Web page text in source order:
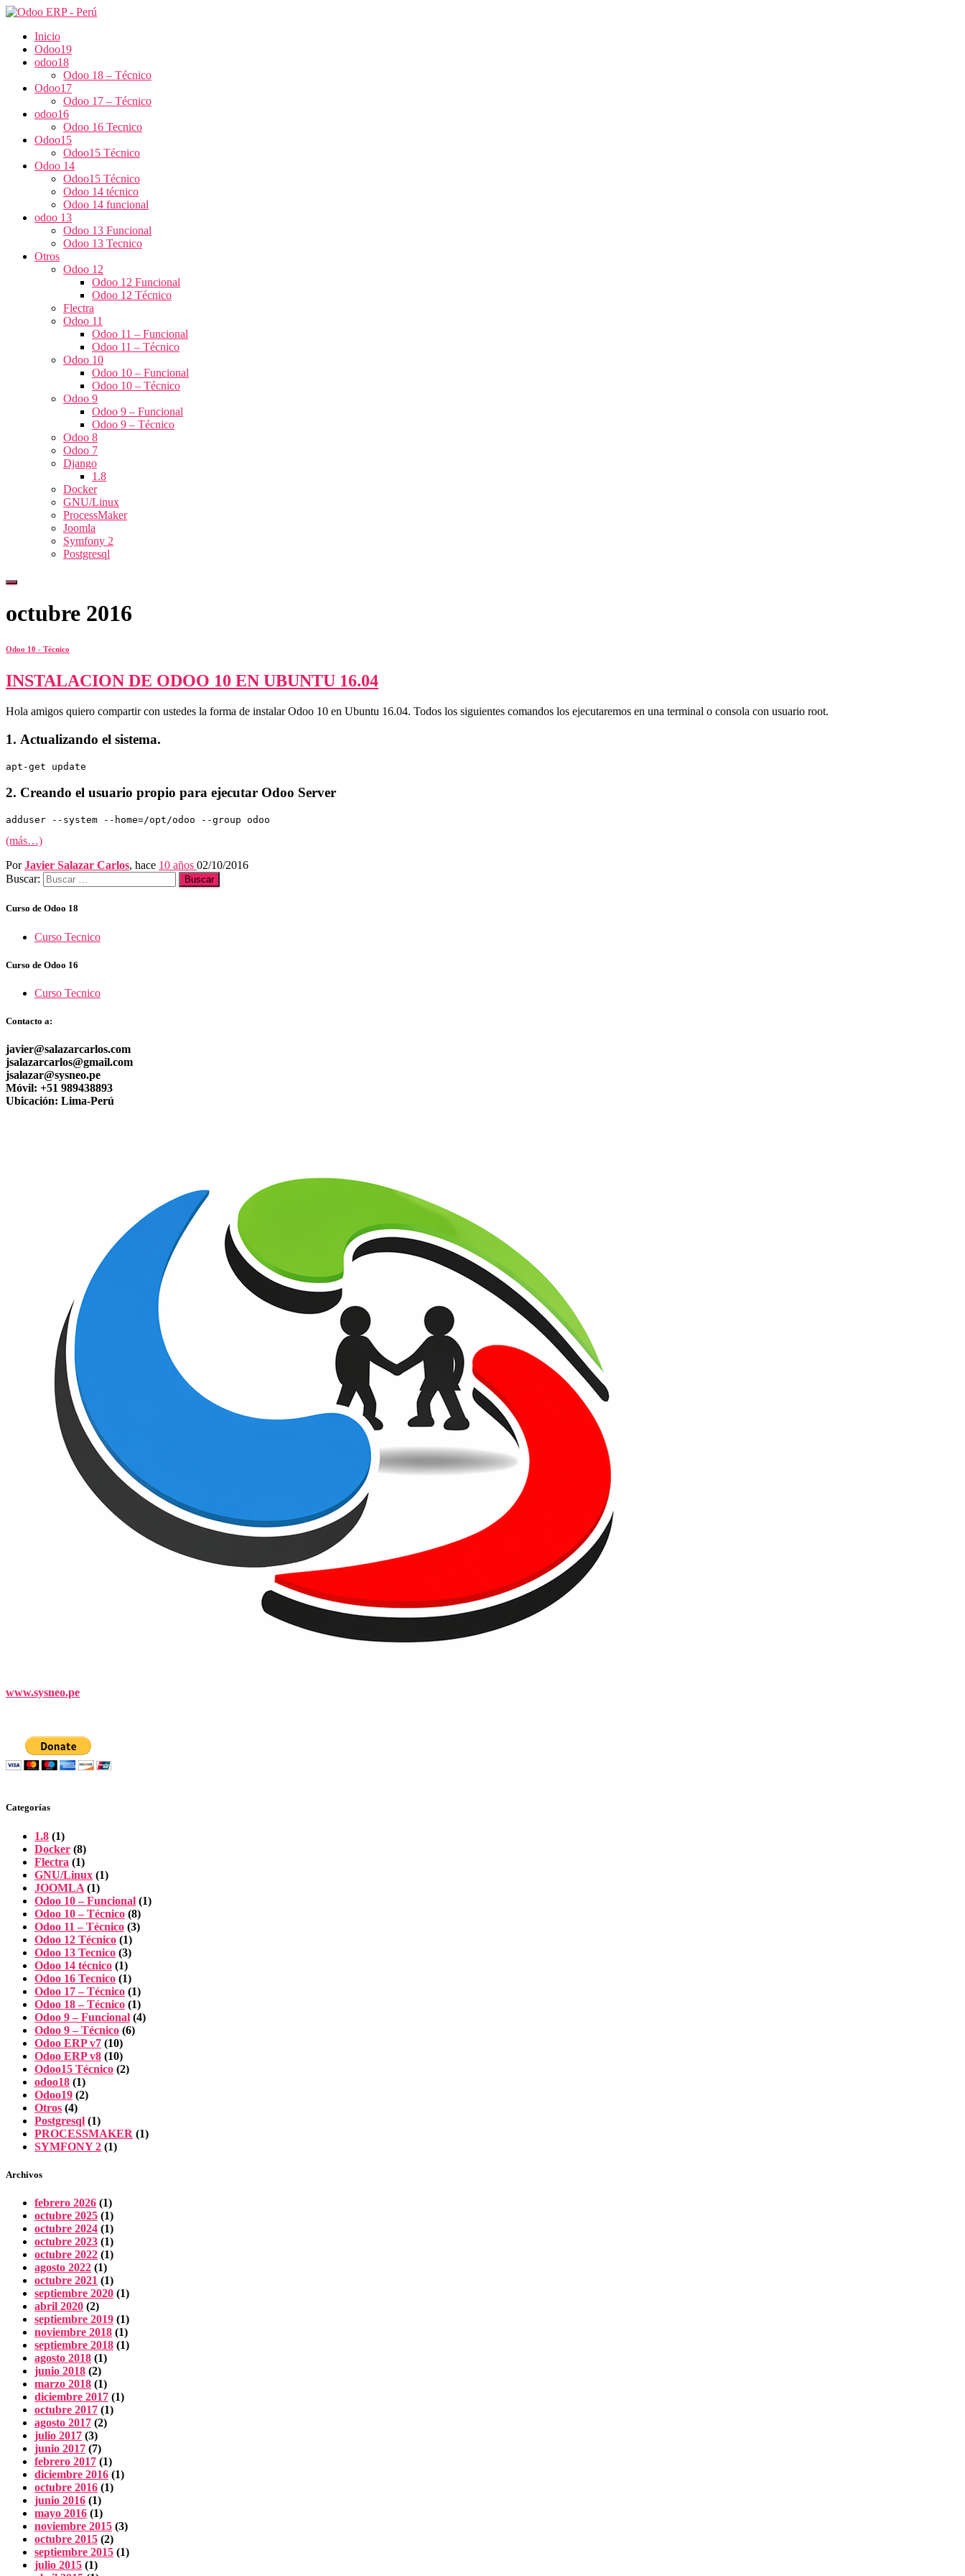
Inicio
Odoo19
odoo18
Odoo 18 – Técnico
Odoo17
Odoo 17 – Técnico
odoo16
Odoo 16 Tecnico
Odoo15
Odoo15 Técnico
Odoo 14
Odoo15 Técnico
Odoo 14 técnico
Odoo 14 funcional
odoo 13
Odoo 13 Funcional
Odoo 13 Tecnico
Otros
Odoo 12
Odoo 12 Funcional
Odoo 12 Técnico
Flectra
Odoo 11
Odoo 11 – Funcional
Odoo 11 – Técnico
Odoo 10
Odoo 10 – Funcional
Odoo 10 – Técnico
Odoo 9
Odoo 9 – Funcional
Odoo 9 – Técnico
Odoo 8
Odoo 7
Django
1.8
Docker
GNU/Linux
ProcessMaker
Joomla
Symfony 2
Postgresql
Cambiar
de
navegación
octubre 2016
Odoo 10 - Técnico
INSTALACION DE ODOO 10 EN UBUNTU 16.04
Hola amigos quiero compartir con ustedes la forma de instalar Odoo 10 en Ubuntu 16.04. Todos los siguientes comandos los ejecutaremos en una terminal o consola con usuario root.
1. Actualizando el sistema.
apt-get update
2. Creando el usuario propio para ejecutar Odoo Server
(más…)
PorJavier Salazar Carlos, hace 10 años 02/10/2016
Buscar:
Curso de Odoo 18
Curso Tecnico
Curso de Odoo 16
Curso Tecnico
Contacto a:
javier@salazarcarlos.com
jsalazarcarlos@gmail.com
jsalazar@sysneo.pe
Móvil: +51 ​989438893
Ubicación: Lima-Perú
www.sysneo.pe
Categorías
1.8 (1)
Docker (8)
Flectra (1)
GNU/Linux (1)
JOOMLA (1)
Odoo 10 – Funcional (1)
Odoo 10 – Técnico (8)
Odoo 11 – Técnico (3)
Odoo 12 Técnico (1)
Odoo 13 Tecnico (3)
Odoo 14 técnico (1)
Odoo 16 Tecnico (1)
Odoo 17 – Técnico (1)
Odoo 18 – Técnico (1)
Odoo 9 – Funcional (4)
Odoo 9 – Técnico (6)
Odoo ERP v7 (10)
Odoo ERP v8 (10)
Odoo15 Técnico (2)
odoo18 (1)
Odoo19 (2)
Otros (4)
Postgresql (1)
PROCESSMAKER (1)
SYMFONY 2 (1)
Archivos
febrero 2026 (1)
octubre 2025 (1)
octubre 2024 (1)
octubre 2023 (1)
octubre 2022 (1)
agosto 2022 (1)
octubre 2021 (1)
septiembre 2020 (1)
abril 2020 (2)
septiembre 2019 (1)
noviembre 2018 (1)
septiembre 2018 (1)
agosto 2018 (1)
junio 2018 (2)
marzo 2018 (1)
diciembre 2017 (1)
octubre 2017 (1)
agosto 2017 (2)
julio 2017 (3)
junio 2017 (7)
febrero 2017 (1)
diciembre 2016 (1)
octubre 2016 (1)
junio 2016 (1)
mayo 2016 (1)
noviembre 2015 (3)
octubre 2015 (2)
septiembre 2015 (1)
julio 2015 (1)